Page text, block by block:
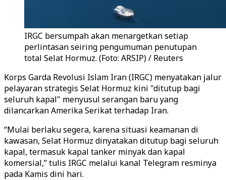
IRGC bersumpah akan menargetkan setiap
perlintasan seiring pengumuman penutupan
total Selat Hormuz. (Foto: ARSIP) / Reuters
Korps Garda Revolusi Islam Iran (IRGC) menyatakan jalur
pelayaran strategis Selat Hormuz kini "ditutup bagi
seluruh kapal" menyusul serangan baru yang
dilancarkan Amerika Serikat terhadap Iran.
“Mulai berlaku segera, karena situasi keamanan di
kawasan, Selat Hormuz dinyatakan ditutup bagi seluruh
kapal, termasuk kapal tanker minyak dan kapal
komersial,” tulis IRGC melalui kanal Telegram resminya
pada Kamis dini hari.